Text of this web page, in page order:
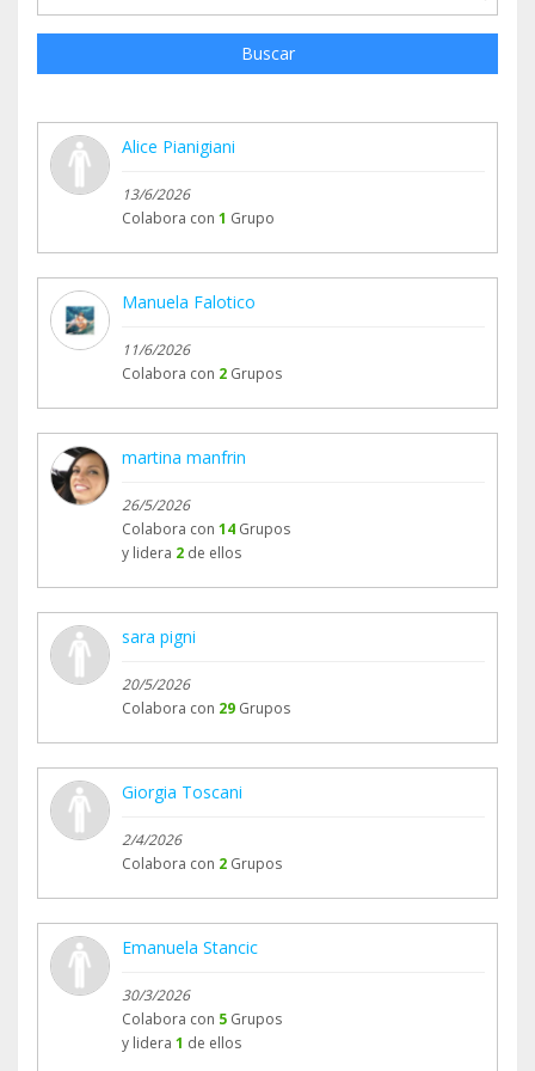
estina_il_tuo_5xmille_a_ihp_non_ti_costa_niente_p
Un caro saluto
Buscar
Alice Pianigiani
13/6/2026
Colabora con 1 Grupo
Manuela Falotico
11/6/2026
Colabora con 2 Grupos
martina manfrin
26/5/2026
Colabora con 14 Grupos
y lidera 2 de ellos
sara pigni
20/5/2026
Colabora con 29 Grupos
Giorgia Toscani
2/4/2026
Colabora con 2 Grupos
Emanuela Stancic
30/3/2026
Colabora con 5 Grupos
y lidera 1 de ellos